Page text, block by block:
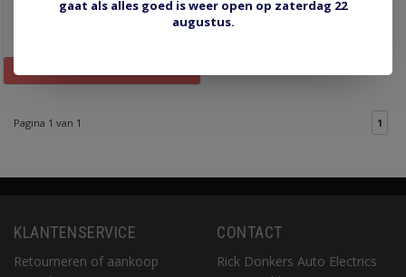
Pack
Pagina 1 van 1 1
KLANTENSERVICE
Retourneren of aankoop
CONTACT
Rick Donkers Auto Electrics
gaat als alles goed is weer open op zaterdag 22
augustus.